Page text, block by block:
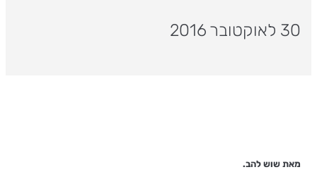
30 לאוקטובר 2016
מאת שוש להב.